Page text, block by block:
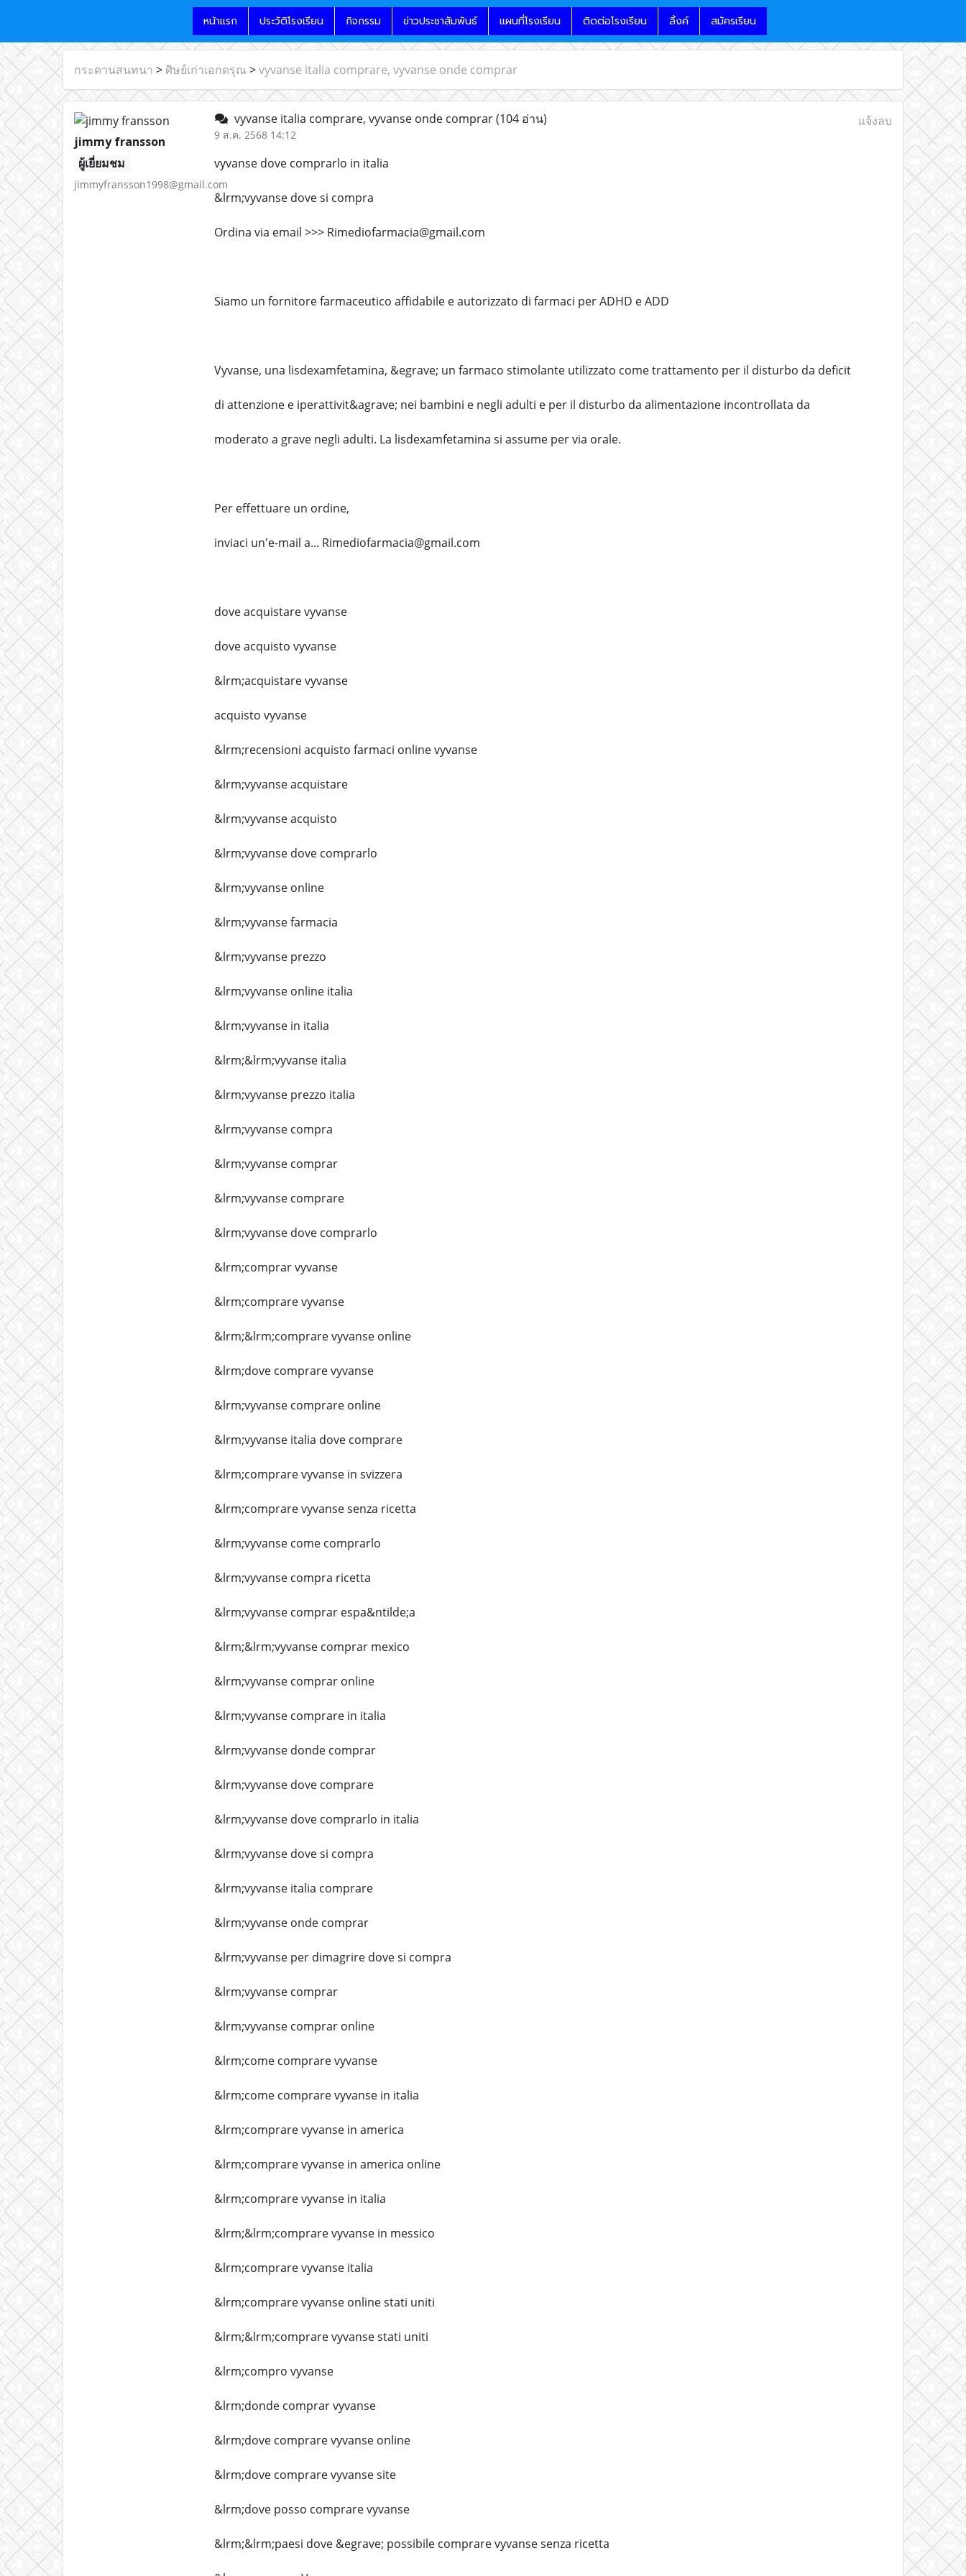
หน้าแรก ประวัติโรงเรียน กิจกรรม ข่าวประชาสัมพันธ์ แผนที่โรงเรียน ติดต่อโรงเรียน ลิ้งค์ สมัครเรียน
กระดานสนทนา > ศิษย์เก่าเอกดรุณ >vyvanse italia comprare, ‎vyvanse onde comprar
jimmy fransson
ผู้เยี่ยมชม
jimmyfransson1998@gmail.com
vyvanse italia comprare, ‎vyvanse onde comprar(104 อ่าน)
9 ส.ค. 2568 14:12
แจ้งลบ
vyvanse dove comprarlo in italia
&lrm;vyvanse dove si compra
Ordina via email >>> Rimediofarmacia@gmail.com
Siamo un fornitore farmaceutico affidabile e autorizzato di farmaci per ADHD e ADD
Vyvanse, una lisdexamfetamina, &egrave; un farmaco stimolante utilizzato come trattamento per il disturbo da deficit
di attenzione e iperattivit&agrave; nei bambini e negli adulti e per il disturbo da alimentazione incontrollata da
moderato a grave negli adulti. La lisdexamfetamina si assume per via orale.
Per effettuare un ordine,
inviaci un'e-mail a... Rimediofarmacia@gmail.com
dove acquistare vyvanse
dove acquisto vyvanse
&lrm;acquistare vyvanse
acquisto vyvanse
&lrm;recensioni acquisto farmaci online vyvanse
&lrm;vyvanse acquistare
&lrm;vyvanse acquisto
&lrm;vyvanse dove comprarlo
&lrm;vyvanse online
&lrm;vyvanse farmacia
&lrm;vyvanse prezzo
&lrm;vyvanse online italia
&lrm;vyvanse in italia
&lrm;&lrm;vyvanse italia
&lrm;vyvanse prezzo italia
&lrm;vyvanse compra
&lrm;vyvanse comprar
&lrm;vyvanse comprare
&lrm;vyvanse dove comprarlo
&lrm;comprar vyvanse
&lrm;comprare vyvanse
&lrm;&lrm;comprare vyvanse online
&lrm;dove comprare vyvanse
&lrm;vyvanse comprare online
&lrm;vyvanse italia dove comprare
&lrm;comprare vyvanse in svizzera
&lrm;comprare vyvanse senza ricetta
&lrm;vyvanse come comprarlo
&lrm;vyvanse compra ricetta
&lrm;vyvanse comprar espa&ntilde;a
&lrm;&lrm;vyvanse comprar mexico
&lrm;vyvanse comprar online
&lrm;vyvanse comprare in italia
&lrm;vyvanse donde comprar
&lrm;vyvanse dove comprare
&lrm;vyvanse dove comprarlo in italia
&lrm;vyvanse dove si compra
&lrm;vyvanse italia comprare
&lrm;vyvanse onde comprar
&lrm;vyvanse per dimagrire dove si compra
&lrm;vyvanse comprar
&lrm;vyvanse comprar online
&lrm;come comprare vyvanse
&lrm;come comprare vyvanse in italia
&lrm;comprare vyvanse in america
&lrm;comprare vyvanse in america online
&lrm;comprare vyvanse in italia
&lrm;&lrm;comprare vyvanse in messico
&lrm;comprare vyvanse italia
&lrm;comprare vyvanse online stati uniti
&lrm;&lrm;comprare vyvanse stati uniti
&lrm;compro vyvanse
&lrm;donde comprar vyvanse
&lrm;dove comprare vyvanse online
&lrm;dove comprare vyvanse site
&lrm;dove posso comprare vyvanse
&lrm;&lrm;paesi dove &egrave; possibile comprare vyvanse senza ricetta